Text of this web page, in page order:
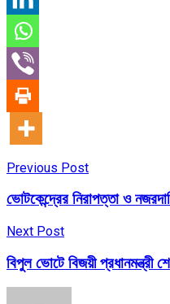
Previous Post
ভোটকেন্দ্রের নিরাপত্তা ও
Next Post
বিপুল ভোটে বিজয়ী প্রধানমন্ত্রী